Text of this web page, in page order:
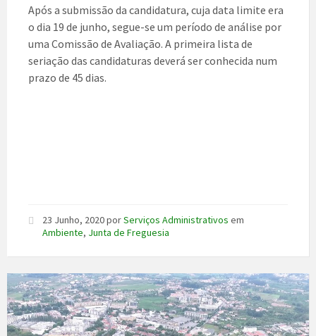
Após a submissão da candidatura, cuja data limite era
o dia 19 de junho, segue-se um período de análise por
uma Comissão de Avaliação. A primeira lista de
seriação das candidaturas deverá ser conhecida num
prazo de 45 dias.
23 Junho, 2020porServiços Administrativos em
Ambiente, Junta de Freguesia